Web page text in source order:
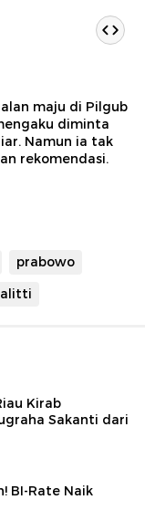
maju di Pilgub
diminta
Namun ia tak
rekomendasi.
prabowo
Kirab
Sakanti dari
BI-Rate Naik